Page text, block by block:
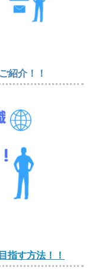
紹介！！
指す方法！！